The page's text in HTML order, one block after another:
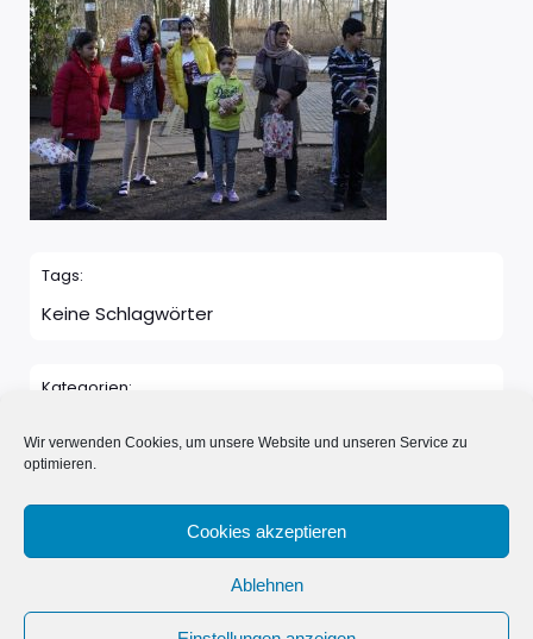
Wir verwenden Cookies, um unsere Website und unseren Service zu
optimieren.
Cookies akzeptieren
Ablehnen
Tags:
Keine Schlagwörter
Kategorien:
© 2026 Neue Nachbarn in Schönwalde e.V.. Erstellt mit